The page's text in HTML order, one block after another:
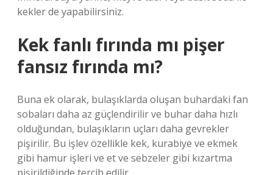
kekler de yapabilirsiniz.
Kek fanlı fırında mı pişer
fansız fırında mı?
Buna ek olarak, bulaşıklarda oluşan buhardaki fan
sobaları daha az güçlendirilir ve buhar daha hızlı
olduğundan, bulaşıkların uçları daha gevrekler
pişirilir. Bu işlev özellikle kek, kurabiye ve ekmek
gibi hamur işleri ve et ve sebzeler gibi kızartma